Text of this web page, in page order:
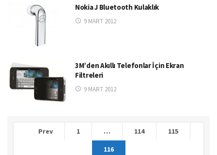
Nokia J Bluetooth Kulaklık
9 MART 2012
3M’den Akıllı Telefonlar İçin Ekran
Filtreleri
9 MART 2012
Prev 1 … 114 115
116